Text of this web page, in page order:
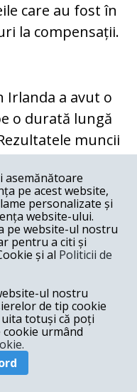
care au fost în
la compensații.
Irlanda a avut o
o durată lungă
muncii
cazuri
la o gândire de
La noi,
este cumva o
Trebuie spus
Raportul Comisiei
ca măcar unul
să fie dedicat
că a fost
750 instituții
asemănătoare
pe acest website,
personalizate și
website-ului.
pe website-ul nostru
pentru a citi și
și al Politicii de
ul nostru
de tip cookie
totuși că poți
urmând